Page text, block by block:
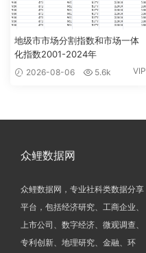
地级市市场分割指数和市场一体
化指数2001-2024年
2026-08-06 5.6k VIP
众鲤数据网
众鲤数据网，专业社科类数据分享
平台，包括经济研究、工商企业、
上市公司、数字经济、微观调查、
专利创新、地理研究、金融、环